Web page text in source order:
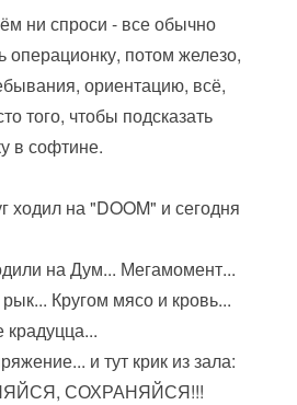
ни спроси - все обычно
операционку, потом железо,
ориентацию, всё,
того, чтобы подсказать
в софтине.
ходил на "DOOM" и сегодня
на Дум... Мегамомент...
Кругом мясо и кровь...
крадуцца...
и тут крик из зала:
СОХРАНЯЙСЯ!!!